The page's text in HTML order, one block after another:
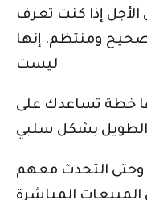
إذا كنت تعرف
ومنتظم. إنها
ليست
خطة تساعدك على
وحتى التحدث معهم
المبيعات المباشرة